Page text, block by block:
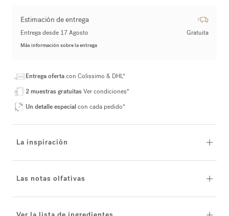
Estimación de entrega
Entrega desde 17 Agosto Gratuita
Más información sobre la entrega
Entrega ofertacon Colissimo & DHL*
2 muestras gratuitasVer condiciones*
Un detalle especialcon cada pedido*
La inspiración
Las notas olfativas